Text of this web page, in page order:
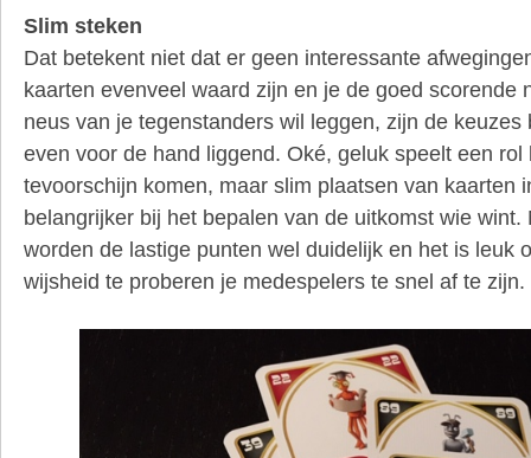
Slim steken
Dat betekent niet dat er geen interessante
kaarten evenveel waard zijn en je de goed scorende
neus van je tegenstanders wil leggen, zijn de keuzes
even voor de hand liggend. Oké, geluk speelt een rol
tevoorschijn komen, maar slim plaatsen van kaarten
belangrijker bij het bepalen van de uitkomst wie wint.
worden de lastige punten wel duidelijk en het is leuk
wijsheid te proberen je medespelers te snel af te zijn.